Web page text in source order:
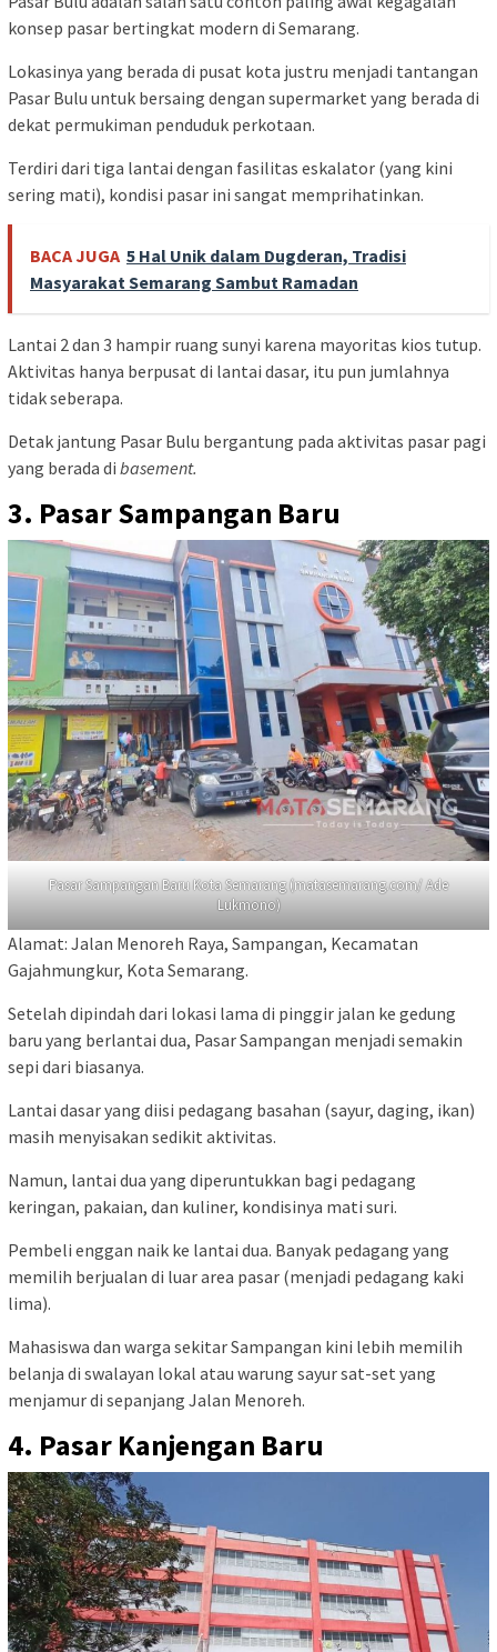
konsep pasar bertingkat modern di Semarang.
Lokasinya yang berada di pusat kota justru menjadi tantangan
Pasar Bulu untuk bersaing dengan supermarket yang berada di
dekat permukiman penduduk perkotaan.
Terdiri dari tiga lantai dengan fasilitas eskalator (yang kini
sering mati), kondisi pasar ini sangat memprihatinkan.
BACA JUGA 5 Hal Unik dalam Dugderan, Tradisi
Masyarakat Semarang Sambut Ramadan
Lantai 2 dan 3 hampir ruang sunyi karena mayoritas kios tutup.
Aktivitas hanya berpusat di lantai dasar, itu pun jumlahnya
tidak seberapa.
Detak jantung Pasar Bulu bergantung pada aktivitas pasar pagi
yang berada di basement.
3. Pasar Sampangan Baru
Pasar Sampangan Baru Kota Semarang (matasemarang.com/ Ade
Lukmono)
Alamat: Jalan Menoreh Raya, Sampangan, Kecamatan
Gajahmungkur, Kota Semarang.
Setelah dipindah dari lokasi lama di pinggir jalan ke gedung
baru yang berlantai dua, Pasar Sampangan menjadi semakin
sepi dari biasanya.
Lantai dasar yang diisi pedagang basahan (sayur, daging, ikan)
masih menyisakan sedikit aktivitas.
Namun, lantai dua yang diperuntukkan bagi pedagang
keringan, pakaian, dan kuliner, kondisinya mati suri.
Pembeli enggan naik ke lantai dua. Banyak pedagang yang
memilih berjualan di luar area pasar (menjadi pedagang kaki
lima).
Mahasiswa dan warga sekitar Sampangan kini lebih memilih
belanja di swalayan lokal atau warung sayur sat-set yang
menjamur di sepanjang Jalan Menoreh.
4. Pasar Kanjengan Baru